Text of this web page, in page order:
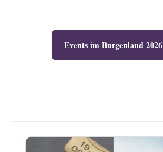
Events im Burgenland 2026